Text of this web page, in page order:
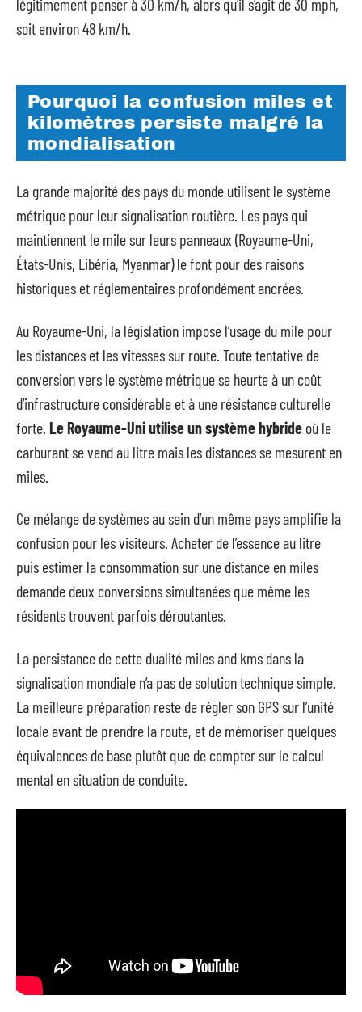
légitimement penser à 30 km/h, alors qu’il s’agit de 30 mph,
soit environ 48 km/h.
Pourquoi la confusion miles et
kilomètres persiste malgré la
mondialisation
La grande majorité des pays du monde utilisent le système
métrique pour leur signalisation routière. Les pays qui
maintiennent le mile sur leurs panneaux (Royaume-Uni,
États-Unis, Libéria, Myanmar) le font pour des raisons
historiques et réglementaires profondément ancrées.
Au Royaume-Uni, la législation impose l’usage du mile pour
les distances et les vitesses sur route. Toute tentative de
conversion vers le système métrique se heurte à un coût
d’infrastructure considérable et à une résistance culturelle
forte. Le Royaume-Uni utilise un système hybride où le
carburant se vend au litre mais les distances se mesurent en
miles.
Ce mélange de systèmes au sein d’un même pays amplifie la
confusion pour les visiteurs. Acheter de l’essence au litre
puis estimer la consommation sur une distance en miles
demande deux conversions simultanées que même les
résidents trouvent parfois déroutantes.
La persistance de cette dualité miles and kms dans la
signalisation mondiale n’a pas de solution technique simple.
La meilleure préparation reste de régler son GPS sur l’unité
locale avant de prendre la route, et de mémoriser quelques
équivalences de base plutôt que de compter sur le calcul
mental en situation de conduite.